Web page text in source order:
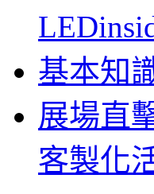
基本知
展場直
客製化